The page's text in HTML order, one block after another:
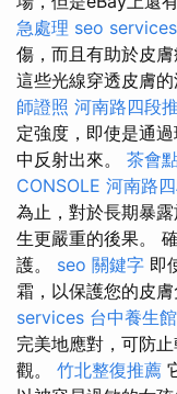
急處理 seo services
傷，而且有助於皮
這些光線穿透皮膚
師證照 河南路四段
定強度，即使是通
中反射出來。 茶會
CONSOLE 河南路
為止，對於長期暴
生更嚴重的後果。
護。 seo 關鍵字 即
霜，以保護您的皮
services 台中養生
完美地應對，可防
觀。 竹北整復推薦